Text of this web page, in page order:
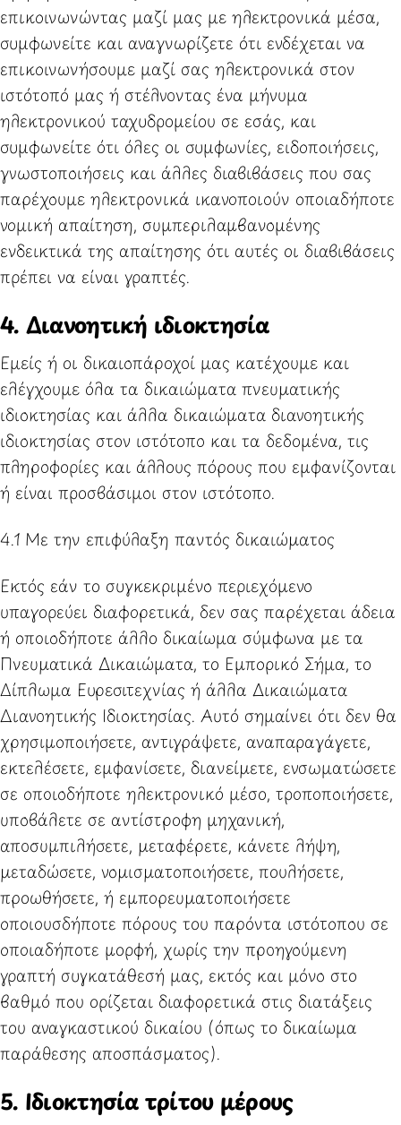
επικοινωνώντας μαζί μας με ηλεκτρονικά μέσα,
συμφωνείτε και αναγνωρίζετε ότι ενδέχεται να
επικοινωνήσουμε μαζί σας ηλεκτρονικά στον
ιστότοπό μας ή στέλνοντας ένα μήνυμα
ηλεκτρονικού ταχυδρομείου σε εσάς, και
συμφωνείτε ότι όλες οι συμφωνίες, ειδοποιήσεις,
γνωστοποιήσεις και άλλες διαβιβάσεις που σας
παρέχουμε ηλεκτρονικά ικανοποιούν οποιαδήποτε
νομική απαίτηση, συμπεριλαμβανομένης
ενδεικτικά της απαίτησης ότι αυτές οι διαβιβάσεις
πρέπει να είναι γραπτές.
4. Διανοητική ιδιοκτησία
Εμείς ή οι δικαιοπάροχοί μας κατέχουμε και
ελέγχουμε όλα τα δικαιώματα πνευματικής
ιδιοκτησίας και άλλα δικαιώματα διανοητικής
ιδιοκτησίας στον ιστότοπο και τα δεδομένα, τις
πληροφορίες και άλλους πόρους που εμφανίζονται
ή είναι προσβάσιμοι στον ιστότοπο.
4.1 Με την επιφύλαξη παντός δικαιώματος
Εκτός εάν το συγκεκριμένο περιεχόμενο
υπαγορεύει διαφορετικά, δεν σας παρέχεται άδεια
ή οποιοδήποτε άλλο δικαίωμα σύμφωνα με τα
Πνευματικά Δικαιώματα, το Εμπορικό Σήμα, το
Δίπλωμα Ευρεσιτεχνίας ή άλλα Δικαιώματα
Διανοητικής Ιδιοκτησίας. Αυτό σημαίνει ότι δεν θα
χρησιμοποιήσετε, αντιγράψετε, αναπαραγάγετε,
εκτελέσετε, εμφανίσετε, διανείμετε, ενσωματώσετε
σε οποιοδήποτε ηλεκτρονικό μέσο, τροποποιήσετε,
υποβάλετε σε αντίστροφη μηχανική,
αποσυμπιλήσετε, μεταφέρετε, κάνετε λήψη,
μεταδώσετε, νομισματοποιήσετε, πουλήσετε,
προωθήσετε, ή εμπορευματοποιήσετε
οποιουσδήποτε πόρους του παρόντα ιστότοπου σε
οποιαδήποτε μορφή, χωρίς την προηγούμενη
γραπτή συγκατάθεσή μας, εκτός και μόνο στο
βαθμό που ορίζεται διαφορετικά στις διατάξεις
του αναγκαστικού δικαίου (όπως το δικαίωμα
παράθεσης αποσπάσματος).
5. Ιδιοκτησία τρίτου μέρους